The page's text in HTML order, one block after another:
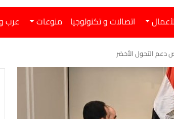
اتصالات و تكنولوجيا منوعات عرب
دعم التحول الأخضر